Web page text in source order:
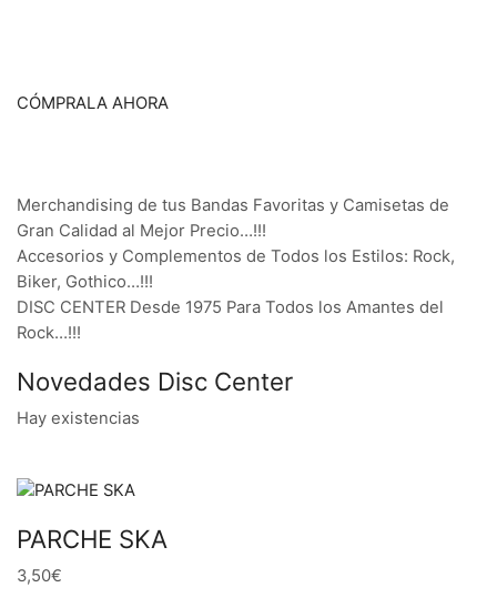
CÓMPRALA AHORA
Merchandising de tus Bandas Favoritas y Camisetas de
Gran Calidad al Mejor Precio…!!!
Accesorios y Complementos de Todos los Estilos: Rock,
Biker, Gothico…!!!
DISC CENTER Desde 1975 Para Todos los Amantes del
Rock…!!!
Novedades Disc Center
Hay existencias
PARCHE SKA
3,50€